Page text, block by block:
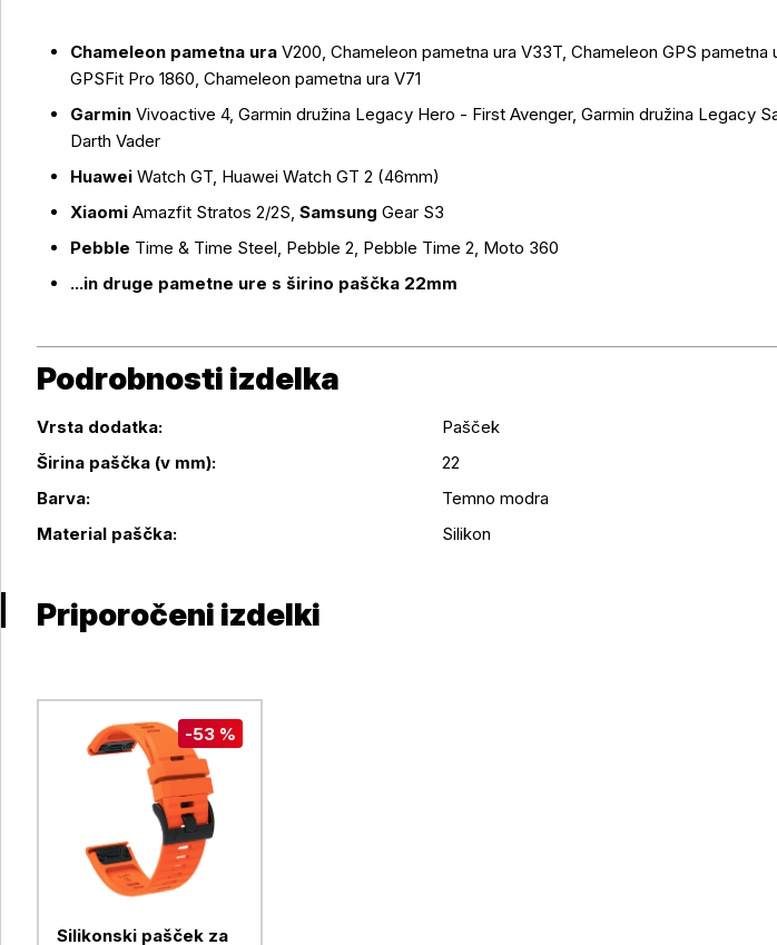
Chameleon pametna ura V200, Chameleon pametna ura V33T, Chameleon GPS pametna
GPSFit Pro 1860, Chameleon pametna ura V71
Garmin Vivoactive 4, Garmin družina Legacy Hero - First Avenger, Garmin družina Legacy
Darth Vader
Huawei Watch GT, Huawei Watch GT 2 (46mm)
Xiaomi Amazfit Stratos 2/2S, Samsung Gear S3
Pebble Time & Time Steel, Pebble 2, Pebble Time 2, Moto 360
...in druge pametne ure s širino paščka 22mm
Podrobnosti izdelka
Podrobnosti izdelka
Vrsta dodatka:
Pašček
Širina paščka (v mm):
22
Barva:
Temno modra
Material paščka:
Silikon
Priporočeni izdelki
-53 %
Silikonski pašček za